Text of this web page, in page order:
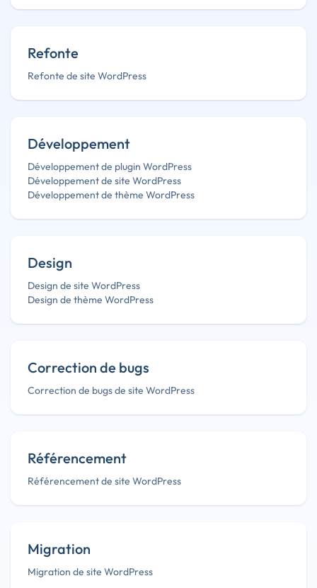
Refonte
Refonte de site WordPress
Développement
Développement de plugin WordPress
Développement de site WordPress
Développement de thème WordPress
Design
Design de site WordPress
Design de thème WordPress
Correction de bugs
Correction de bugs de site WordPress
Référencement
Référencement de site WordPress
Migration
Migration de site WordPress